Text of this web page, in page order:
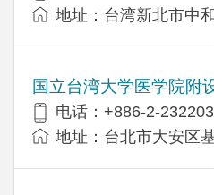
地址：台湾新北市中
国立台湾大学医学院附
电话：+886-2-
地址：台北市大安区